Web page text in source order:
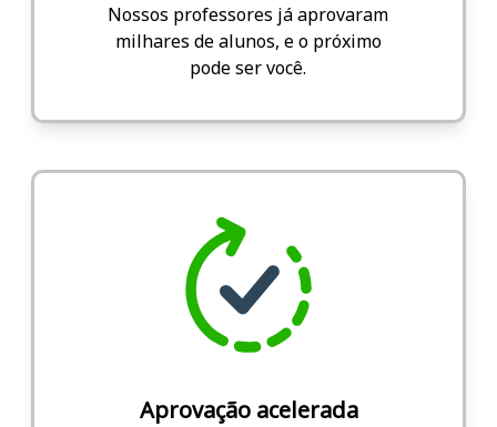
Nossos professores já aprovaram
milhares de alunos, e o próximo
pode ser você.
Aprovação acelerada